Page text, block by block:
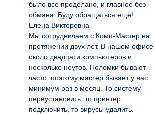
было все проделано, и главное без
обмана. Буду обращаться ещё!
Елена Викторовна
Мы сотрудничаем с Комп-Мастер на
протяжении двух лет. В нашем офисе
около двадцати компьютеров и
несколько ноутов. Поломки бывают
часто, поэтому мастер бывает у нас
минимум раз в месяц. То систему
переустановить, то принтер
подключить, то вирусы удалить.